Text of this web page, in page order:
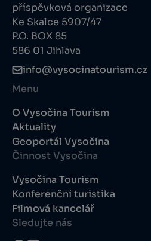
příspěvková organizace
Ke Skalce 5907/47
P.O. BOX 85
586 01 Jihlava
info@vysocinatourism.cz
Menu
O Vysočina Tourism
Aktuality
Geoportál Vysočina
Činnost Vysočina
Vysočina Tourism
Konferenční turistika
Filmová kancelář
Sledujte nás